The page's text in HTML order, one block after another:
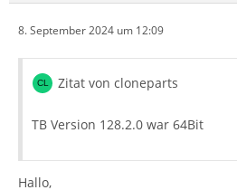
8. September 2024 um 12:09
Zitat von cloneparts
TB Version 128.2.0 war 64Bit
Hallo,